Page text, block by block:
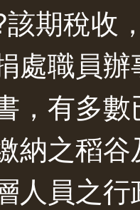
期稅收
處職員
，有多
納之稻
人員之